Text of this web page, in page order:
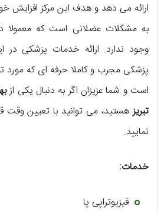
ارائه می دهد و هدف این مرکز افزایش
به مشکلات عضلانی است که معمولا در
وجود ندارد. ارائه خدمات پزشکی در
پزشکی مجرب و کاملا حرفه ای که مورد
است و شما عزیزان اگر به دنبال یکی از
تبریزهستید، می توانید با تعیین وقت
نمایید.
خدمات:
فیزیوتراپی پا